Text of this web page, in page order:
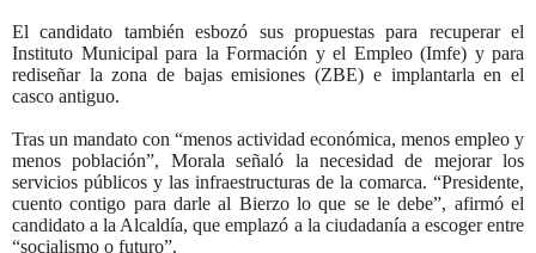
El candidato también esbozó sus propuestas para recuperar el
Instituto Municipal para la Formación y el Empleo (Imfe) y para
rediseñar la zona de bajas emisiones (ZBE) e implantarla en el
casco antiguo.
Tras un mandato con “menos actividad económica, menos empleo y
menos población”, Morala señaló la necesidad de mejorar los
servicios públicos y las infraestructuras de la comarca. “Presidente,
cuento contigo para darle al Bierzo lo que se le debe”, afirmó el
candidato a la Alcaldía, que emplazó a la ciudadanía a escoger entre
“socialismo o futuro”.